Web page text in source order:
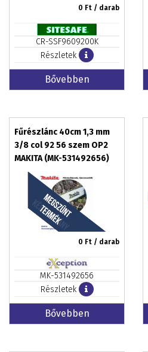
0 Ft / darab
CR-SSF9609200K
Részletek
Bővebben
Fűrészlánc 40cm 1,3 mm
3/8 col 92 56 szem OP2
MAKITA (MK-531492656)
0 Ft / darab
MK-531492656
Részletek
Bővebben